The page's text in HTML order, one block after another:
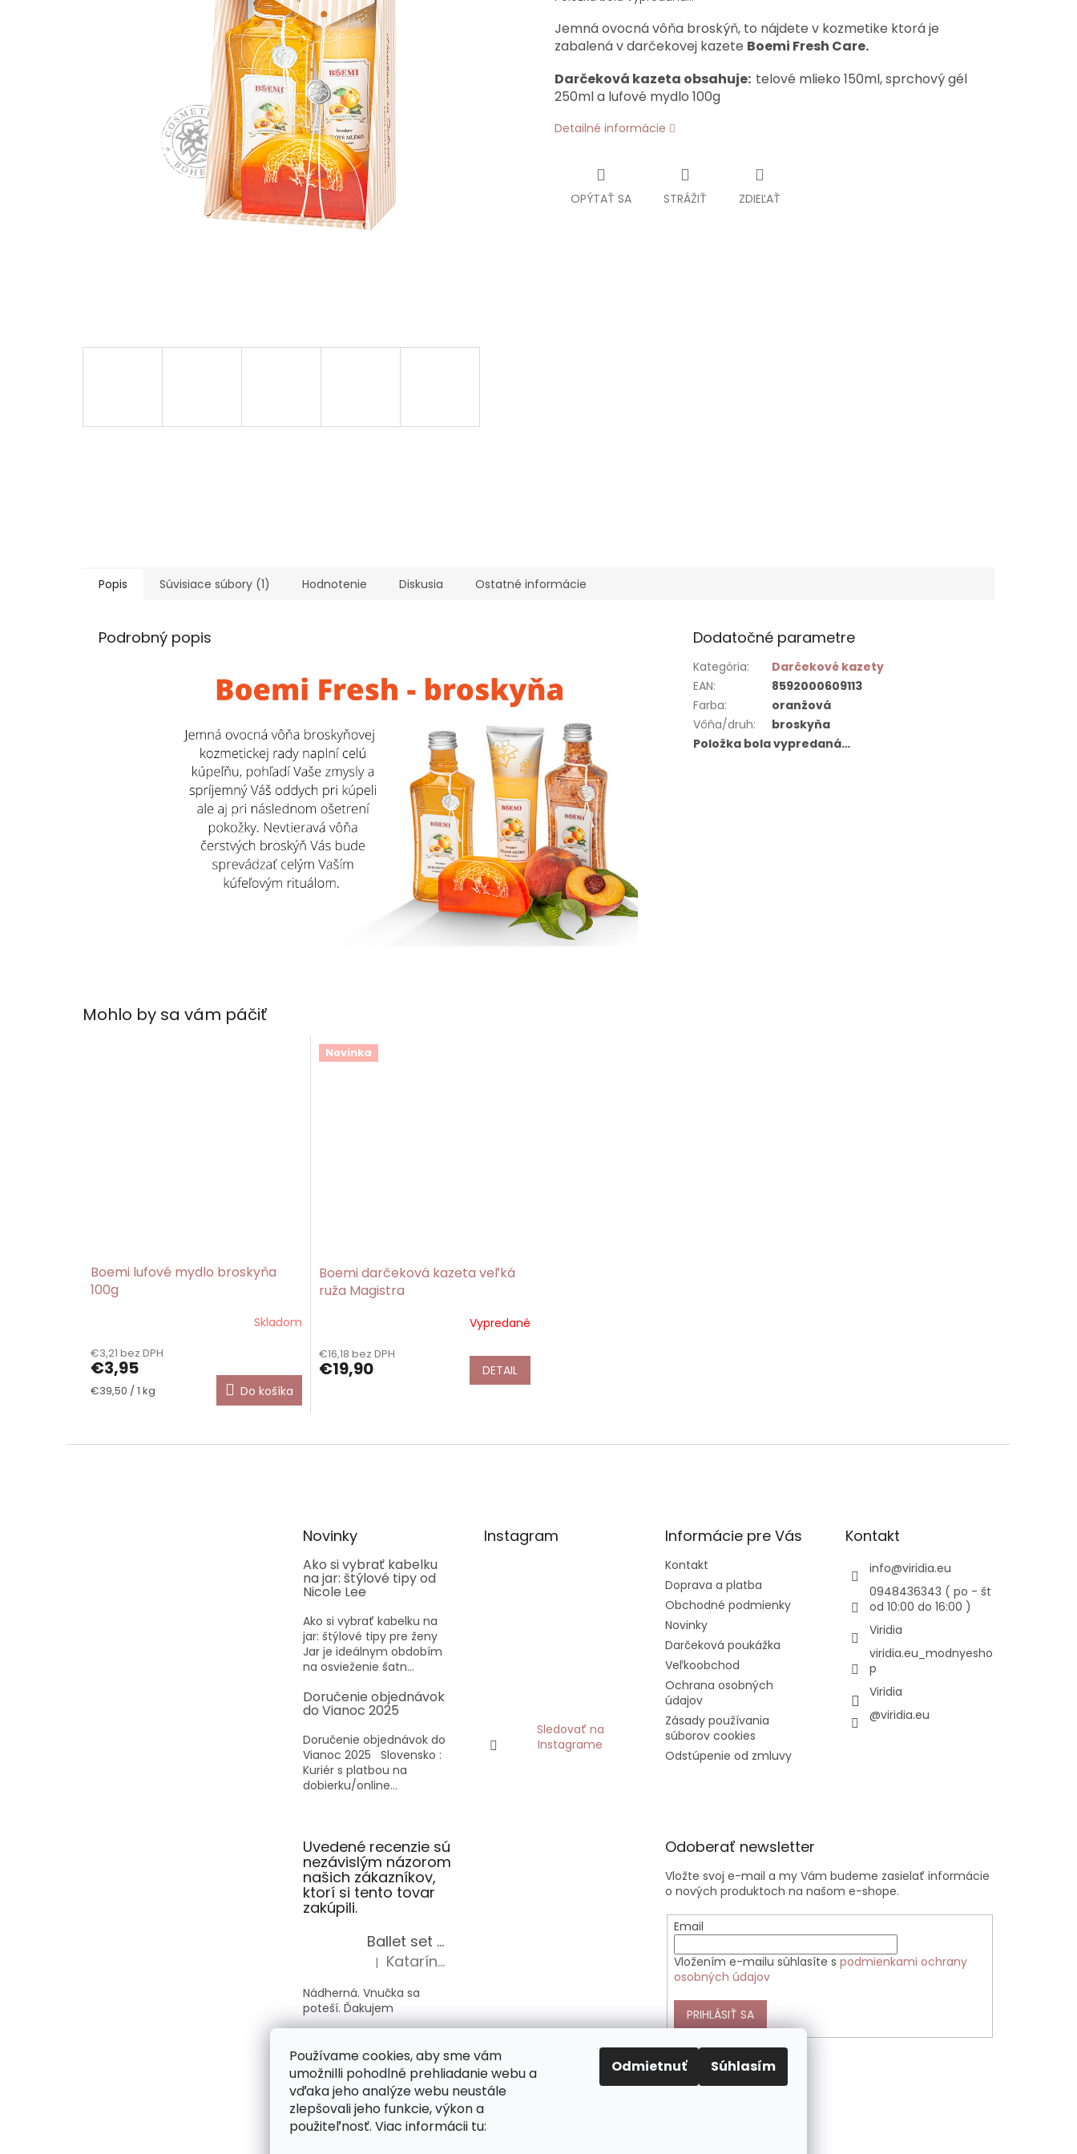
Používame cookies, aby sme vám
umožnilli pohodlné prehliadanie webu a
vďaka jeho analýze webu neustále
zlepšovali jeho funkcie, výkon a
použiteľnosť. Viac informácii tu:
Odmietnuť Súhlasím
Jemná ovocná vôňa broskýň, to nájdete v kozmetike ktorá je
zabalená v darčekovej kazete Boemi Fresh Care.
Darčeková kazeta obsahuje: telové mlieko 150ml, sprchový gél
250ml a lufové mydlo 100g
Detailné informácie
OPÝTAŤ SA STRÁŽIŤ ZDIEĽAŤ
Mohlo by sa vám páčiť
Boemi lufové mydlo broskyňa
100g
Skladom
€3,21 bez DPH
€3,95
Jednotková
€39,50 / 1 kg Do košíka
Novinka
Boemi darčeková kazeta veľká
ruža Magistra
Vypredané
€16,18 bez DPH
€19,90 DETAIL
Popis Súvisiace súbory (1) Hodnotenie Diskusia Ostatné informácie
Podrobný popis Dodatočné parametre
Kategória:
Darčekové kazety
EAN:
8592000609113
Farba:
oranžová
Vôňa/druh:
broskyňa
Položka bola vypredaná…
Novinky
Ako si vybrať kabelku
na jar: štýlové tipy od
Nicole Lee
Ako si vybrať kabelku na
jar: štýlové tipy pre ženy
Jar je ideálnym obdobím
na osvieženie šatn...
Doručenie objednávok
do Vianoc 2025
Doručenie objednávok do
Vianoc 2025 Slovensko :
Kuriér s platbou na
dobierku/online...
Instagram
Sledovať na
Instagrame
Informácie pre Vás
Kontakt
Doprava a platba
Obchodné podmienky
Novinky
Darčeková poukážka
Veľkoobchod
Ochrana osobných
údajov
Zásady používania
súborov cookies
Odstúpenie od zmluvy
Kontakt
info@viridia.eu
0948436343 ( po - št
od 10:00 do 16:00 )
Viridia
viridia.eu_modnyesho
p
Viridia
@viridia.eu
Uvedené recenzie sú
nezávislým názorom
našich zákazníkov,
ktorí si tento tovar
zakúpili.
Ballet set školská taška, nerezová fľaša a plný peračník s motívom baletky pre dievča
Hodnotenie produktu je 5 z 5 hviezdičiek.
| Katarína Sz.
Nádherná. Vnučka sa
poteší. Ďakujem
Hodnotenie produktu je 5 z 5 hviezdičiek.
| Alica Sz.
Kabelky Anekke sú veľmi
krásne a s nimi si vás
každý všimne. Táto
Odoberať newsletter
Vložte svoj e-mail a my Vám budeme zasielať informácie
o nových produktoch na našom e-shope.
Email
Vložením e-mailu súhlasíte spodmienkami ochrany
osobných údajov
PRIHLÁSIŤ SA